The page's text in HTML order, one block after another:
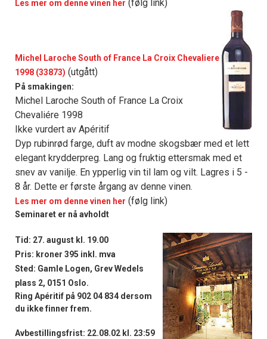
Les mer om denne vinen her (følg link)
Michel Laroche South of France La Croix Chevaliere
1998 (33873) (utgått)
På smakingen:
Michel Laroche South of France La Croix
Chevaliére 1998
Ikke vurdert av Apéritif
Dyp rubinrød farge, duft av modne skogsbær med et lett
elegant krydderpreg. Lang og fruktig ettersmak med et
snev av vanilje. En ypperlig vin til lam og vilt. Lagres i 5 -
8 år. Dette er første årgang av denne vinen.
Les mer om denne vinen her (følg link)
Seminaret er nå avholdt
Tid: 27. august kl. 19.00
Pris: kroner 395 inkl. mva
Sted: Gamle Logen, Grev Wedels
plass 2, 0151 Oslo.
Ring Apéritif på 902 04 834 dersom
du ikke finner frem.
Avbestillingsfrist: 22.08.02 kl. 23:59